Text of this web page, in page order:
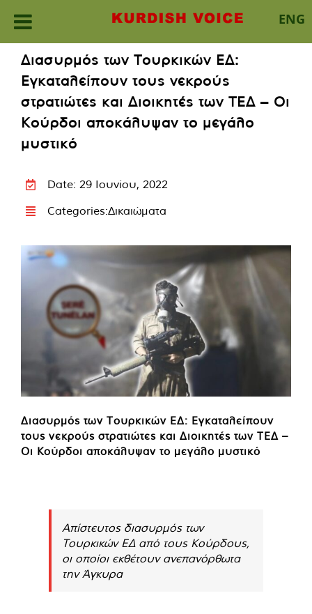
ENG
content
Διασυρμός των Τουρκικών ΕΔ:
Εγκαταλείπουν τους νεκρούς
στρατιώτες και Διοικητές των ΤΕΔ – Οι
Κούρδοι αποκάλυψαν το μεγάλο
μυστικό
Date: 29 Ιουνίου, 2022
Categories:Δικαιώματα
Διασυρμός των Τουρκικών ΕΔ: Εγκαταλείπουν
τους νεκρούς στρατιώτες και Διοικητές των ΤΕΔ –
Οι Κούρδοι αποκάλυψαν το μεγάλο μυστικό
Απίστευτος διασυρμός των
Τουρκικών ΕΔ από τους Κούρδους,
οι οποίοι εκθέτουν ανεπανόρθωτα
την Άγκυρα